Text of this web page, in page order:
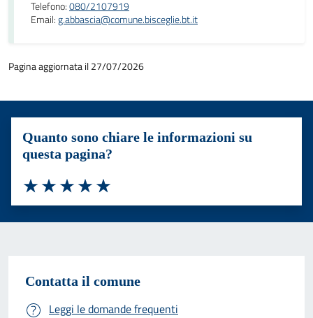
Telefono:080/2107919
Email:g.abbascia@comune.bisceglie.bt.it
Pagina aggiornata il 27/07/2026
Quanto sono chiare le informazioni su
questa pagina?
Valuta 5 stelle su 5
Valuta 4 stelle su 5
Valuta 3 stelle su 5
Valuta 2 stelle su 5
Valuta 1 stelle su 5
Contatta il comune
Leggi le domande frequenti